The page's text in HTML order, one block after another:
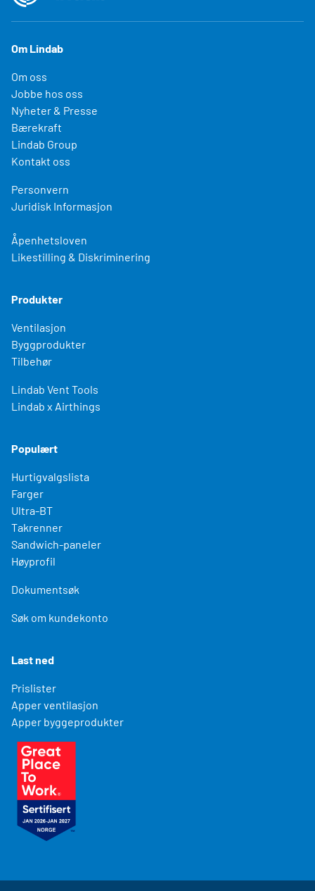
Om Lindab
Om oss
Jobbe hos oss
Nyheter & Presse
Bærekraft
Lindab Group
Kontakt oss
Personvern
Juridisk Informasjon
Åpenhetsloven
Likestilling & Diskriminering
Produkter
Ventilasjon
Byggprodukter
Tilbehør
Lindab Vent Tools
Lindab x Airthings
Populært
Hurtigvalgslista
Farger
Ultra-BT
Takrenner
Sandwich-paneler
Høyprofil
Dokumentsøk
Søk om kundekonto
Last ned
Prislister
Apper ventilasjon
Apper byggeprodukter